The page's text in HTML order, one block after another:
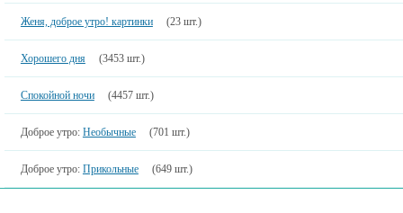
Женя, доброе утро! картинки (23 шт.)
Хорошего дня (3453 шт.)
Спокойной ночи (4457 шт.)
Доброе утро: Необычные (701 шт.)
Доброе утро: Прикольные (649 шт.)